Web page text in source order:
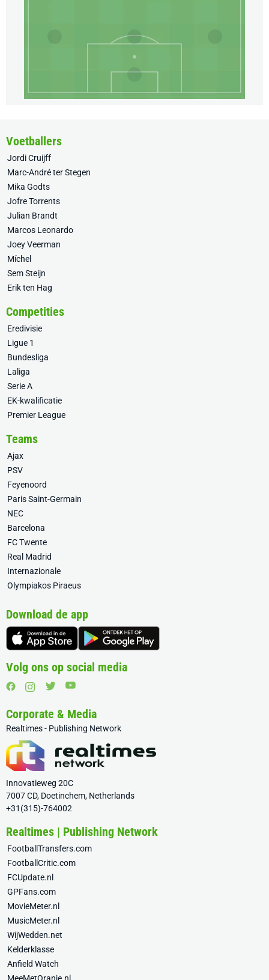
Voetballers
Jordi Cruijff
Marc-André ter Stegen
Mika Godts
Jofre Torrents
Julian Brandt
Marcos Leonardo
Joey Veerman
Míchel
Sem Steijn
Erik ten Hag
Competities
Eredivisie
Ligue 1
Bundesliga
Laliga
Serie A
EK-kwalificatie
Premier League
Teams
Ajax
PSV
Feyenoord
Paris Saint-Germain
NEC
Barcelona
FC Twente
Real Madrid
Internazionale
Olympiakos Piraeus
Download de app
Volg ons op social media
Corporate & Media
Realtimes - Publishing Network
Innovatieweg 20C
7007 CD, Doetinchem, Netherlands
+31(315)-764002
Realtimes | Publishing Network
FootballTransfers.com
FootballCritic.com
FCUpdate.nl
GPFans.com
MovieMeter.nl
MusicMeter.nl
WijWedden.net
Kelderklasse
Anfield Watch